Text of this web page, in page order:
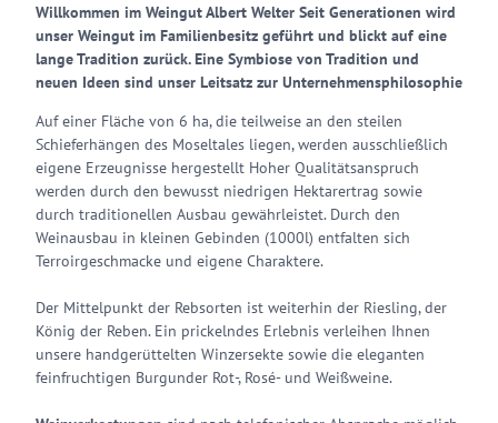
Willkommen im Weingut Albert Welter Seit Generationen wird
unser Weingut im Familienbesitz geführt und blickt auf eine
lange Tradition zurück. Eine Symbiose von Tradition und
neuen Ideen sind unser Leitsatz zur Unternehmensphilosophie
Auf einer Fläche von 6 ha, die teilweise an den steilen
Schieferhängen des Moseltales liegen, werden ausschließlich
eigene Erzeugnisse hergestellt Hoher Qualitätsanspruch
werden durch den bewusst niedrigen Hektarertrag sowie
durch traditionellen Ausbau gewährleistet. Durch den
Weinausbau in kleinen Gebinden (1000l) entfalten sich
Terroirgeschmacke und eigene Charaktere.
Der Mittelpunkt der Rebsorten ist weiterhin der Riesling, der
König der Reben. Ein prickelndes Erlebnis verleihen Ihnen
unsere handgerüttelten Winzersekte sowie die eleganten
feinfruchtigen Burgunder Rot-, Rosé- und Weißweine.